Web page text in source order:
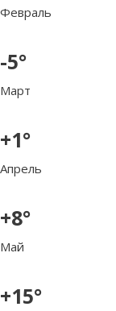
Февраль
-5°
Март
+1°
Апрель
+8°
Май
+15°